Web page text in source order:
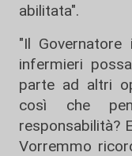
abilitata".
"Il
infermieri
parte ad altri
così che
responsabilità?
Vorremmo